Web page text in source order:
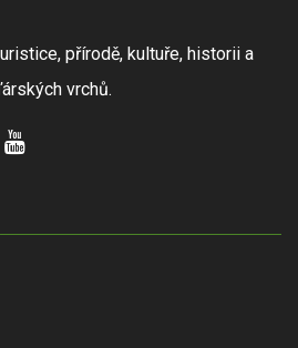
přírodě, kultuře, historii a
vrchů.